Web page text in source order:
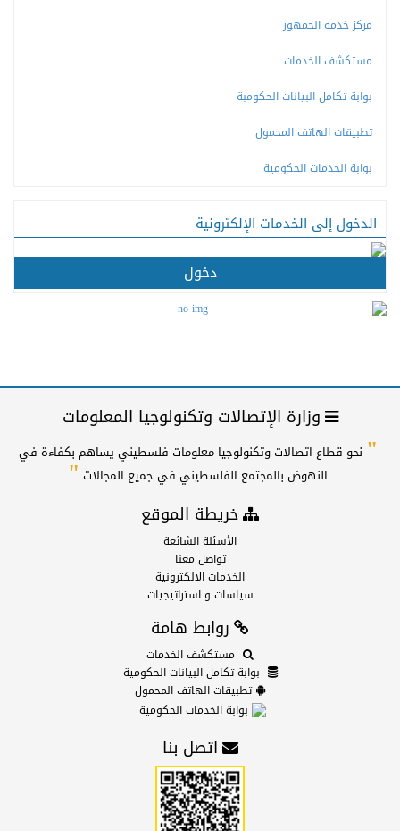
مركز خدمة الجمهور
مستكشف الخدمات
بوابة تكامل البيانات الحكومبة
تطبيقات الهاتف المحمول
بوابة الخدمات الحكومية
الدخول إلى الخدمات الإلكترونية
دخول
وزارة الإتصالات وتكنولوجيا المعلومات
" نحو قطاع اتصالات وتكنولوجيا معلومات فلسطيني يساهم بكفاءة في
النهوض بالمجتمع الفلسطيني في جميع المجالات"
خريطة الموقع
الأسئلة الشائعة
تواصل معنا
الخدمات الالكترونية
سياسات و استراتيجيات
روابط هامة
مستكشف الخدمات
بوابة تكامل البيانات الحكومية
تطبيقات الهاتف المحمول
بوابة الخدمات الحكومية
اتصل بنا